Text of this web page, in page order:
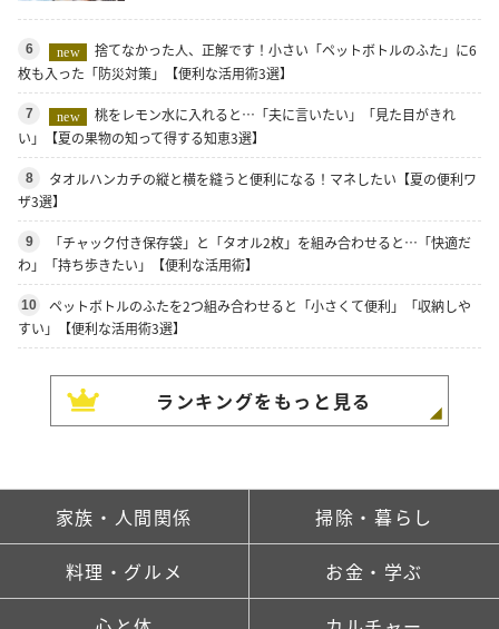
6 new
捨てなかった人、正解です！小さい「ペットボトルのふた」に6
枚も入った「防災対策」【便利な活用術3選】
7 new
桃をレモン水に入れると…「夫に言いたい」「見た目がきれ
い」【夏の果物の知って得する知恵3選】
8
タオルハンカチの縦と横を縫うと便利になる！マネしたい【夏の便利ワ
ザ3選】
9
「チャック付き保存袋」と「タオル2枚」を組み合わせると…「快適だ
わ」「持ち歩きたい」【便利な活用術】
10
ペットボトルのふたを2つ組み合わせると「小さくて便利」「収納しや
すい」【便利な活用術3選】
ランキングをもっと見る
家族・人間関係 掃除・暮らし
料理・グルメ お金・学ぶ